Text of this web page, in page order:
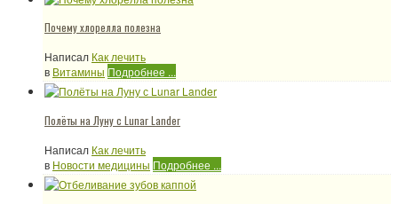
Почему хлорелла полезна
Написал Как лечить
в Витамины Подробнее ...
Полёты на Луну с Lunar Lander
Написал Как лечить
в Новости медицины Подробнее ...